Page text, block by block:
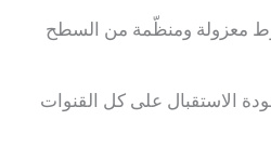
معزولة ومنظّمة من السطح
الاستقبال على كل القنوات